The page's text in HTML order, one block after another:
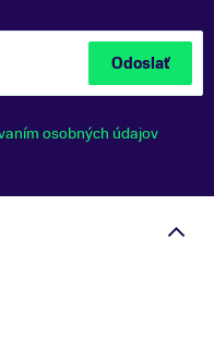
Odoslať
osobných údajov